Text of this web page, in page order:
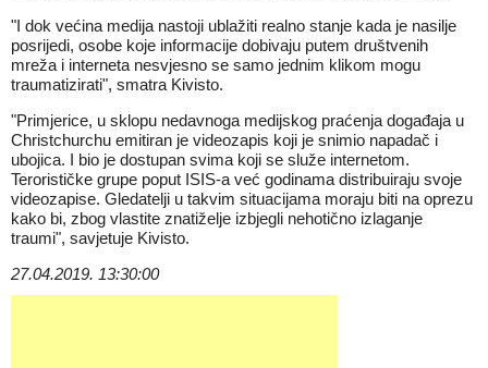
"I dok većina medija nastoji ublažiti realno stanje kada je nasilje
posrijedi, osobe koje informacije dobivaju putem društvenih
mreža i interneta nesvjesno se samo jednim klikom mogu
traumatizirati", smatra Kivisto.
"Primjerice, u sklopu nedavnoga medijskog praćenja događaja u
Christchurchu emitiran je videozapis koji je snimio napadač i
ubojica. I bio je dostupan svima koji se služe internetom.
Terorističke grupe poput ISIS-a već godinama distribuiraju svoje
videozapise. Gledatelji u takvim situacijama moraju biti na oprezu
kako bi, zbog vlastite znatiželje izbjegli nehotično izlaganje
traumi", savjetuje Kivisto.
27.04.2019. 13:30:00